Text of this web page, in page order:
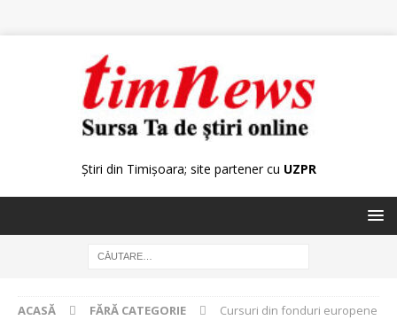
Știri din Timișoara; site partener cu UZPR
ACASĂ FĂRĂ CATEGORIE
Cursuri din fonduri europene